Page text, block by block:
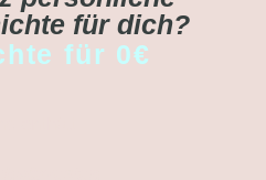
für dich?
für 0€